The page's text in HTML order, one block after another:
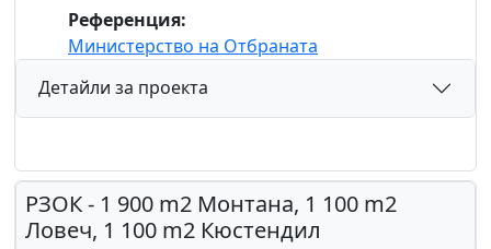
Референция:
Министерство на Отбраната
Детайли за проекта
РЗОК - 1 900 m2 Монтана, 1 100 m2
Ловеч, 1 100 m2 Кюстендил